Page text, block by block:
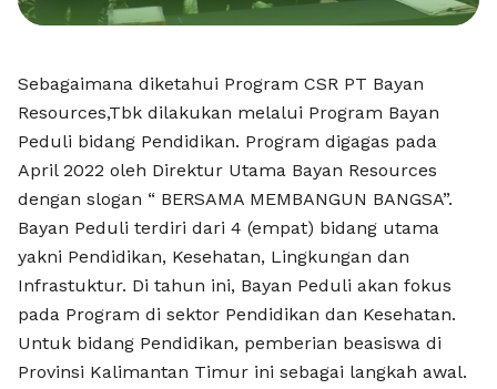
Sebagaimana diketahui Program CSR PT Bayan
Resources,Tbk dilakukan melalui Program Bayan
Peduli bidang Pendidikan. Program digagas pada
April 2022 oleh Direktur Utama Bayan Resources
dengan slogan “ BERSAMA MEMBANGUN BANGSA”.
Bayan Peduli terdiri dari 4 (empat) bidang utama
yakni Pendidikan, Kesehatan, Lingkungan dan
Infrastuktur. Di tahun ini, Bayan Peduli akan fokus
pada Program di sektor Pendidikan dan Kesehatan.
Untuk bidang Pendidikan, pemberian beasiswa di
Provinsi Kalimantan Timur ini sebagai langkah awal.